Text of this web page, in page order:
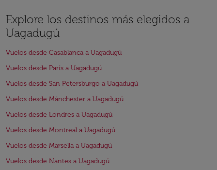
Explore los destinos más elegidos a
Uagadugú
Vuelos desde Casablanca a Uagadugú
Vuelos desde París a Uagadugú
Vuelos desde San Petersburgo a Uagadugú
Vuelos desde Mánchester a Uagadugú
Vuelos desde Londres a Uagadugú
Vuelos desde Montreal a Uagadugú
Vuelos desde Marsella a Uagadugú
Vuelos desde Nantes a Uagadugú